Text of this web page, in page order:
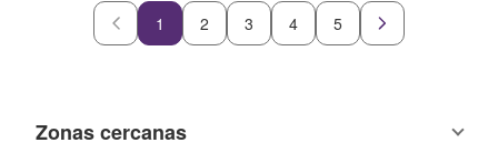
1 2 3 4 5
Zonas cercanas